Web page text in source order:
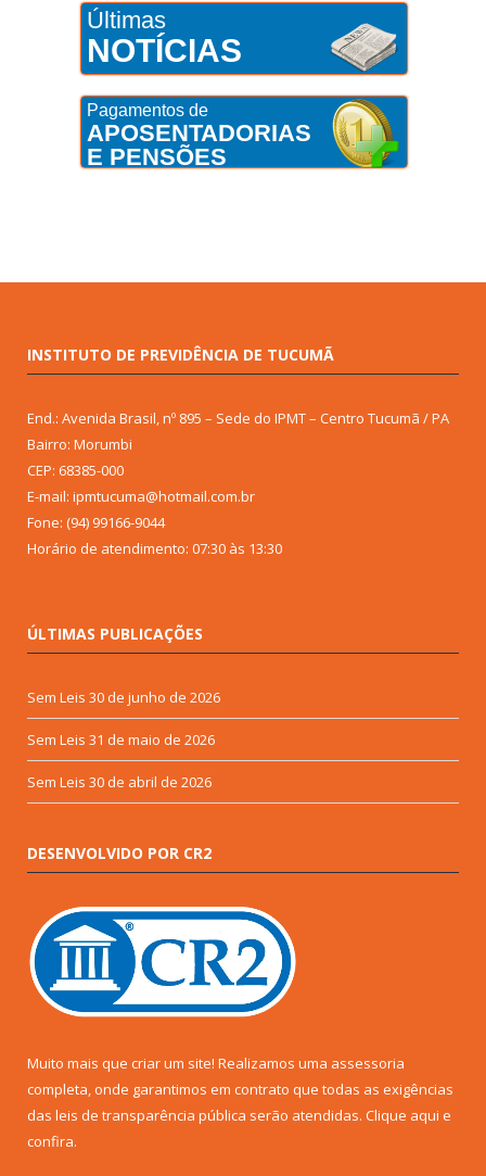
Últimas
NOTÍCIAS
Pagamentos de
APOSENTADORIAS
E PENSÕES
INSTITUTO DE PREVIDÊNCIA DE TUCUMÃ
End.: Avenida Brasil, nº 895 – Sede do IPMT – Centro Tucumã / PA
Bairro: Morumbi
CEP: 68385-000
E-mail: ipmtucuma@hotmail.com.br
Fone: (94) 99166-9044
Horário de atendimento: 07:30 às 13:30
ÚLTIMAS PUBLICAÇÕES
Sem Leis 30 de junho de 2026
Sem Leis 31 de maio de 2026
Sem Leis 30 de abril de 2026
DESENVOLVIDO POR CR2
Muito mais que criar um site! Realizamos uma assessoria
completa, onde garantimos em contrato que todas as exigências
das leis de transparência pública serão atendidas. Clique aqui e
confira.